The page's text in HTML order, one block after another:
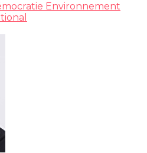
Environnement